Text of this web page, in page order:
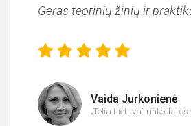
Geras teorinių žinių ir
Vaida Jurkonienė
„Telia Lietuva” rinkodaros